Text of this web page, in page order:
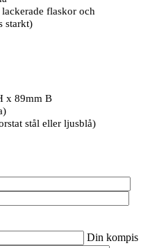
flaskor och
starkt)
x 89mm B
stål eller ljusblå)
Din kompis